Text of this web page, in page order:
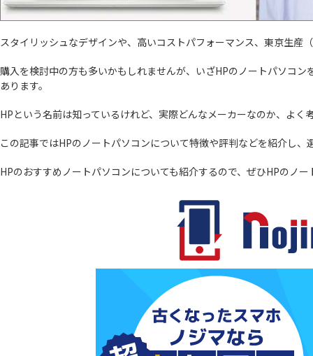
スタイリッシュなデザインや、高いコストパフォーマンス、東京生産
購入を検討中の方も多いかもしれませんが、いざHPのノートパソコ
あります。
HPという名前は知っているけれど、実際どんなメーカーなのか、よ
この記事ではHPのノートパソコンについて特徴や評判などを紹介し
HPのおすすめノートパソコンについても紹介するので、ぜひHPのノ